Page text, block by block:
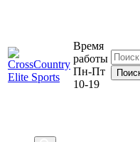
Время
работы
Пн-Пт
10-19